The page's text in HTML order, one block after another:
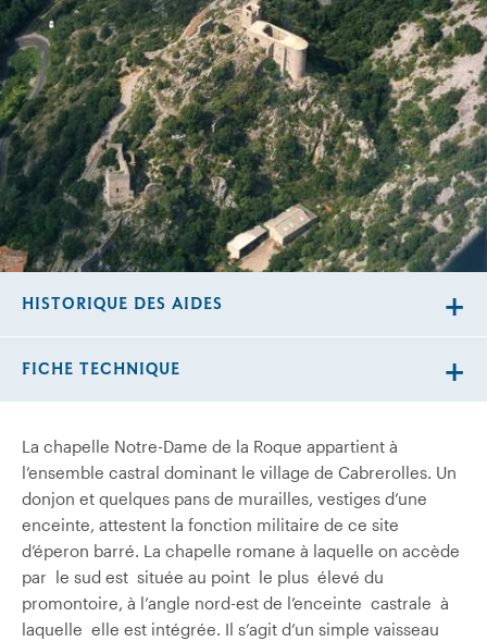
La chapelle Notre-Dame de la Roque appartient à
l’ensemble castral dominant le village de Cabrerolles. Un
donjon et quelques pans de murailles, vestiges d’une
enceinte, attestent la fonction militaire de ce site
d’éperon barré. La chapelle romane à laquelle on accède
par le sud est située au point le plus élevé du
promontoire, à l’angle nord-est de l’enceinte castrale à
laquelle elle est intégrée. Il s’agit d’un simple vaisseau
HISTORIQUE DES AIDES
FICHE TECHNIQUE